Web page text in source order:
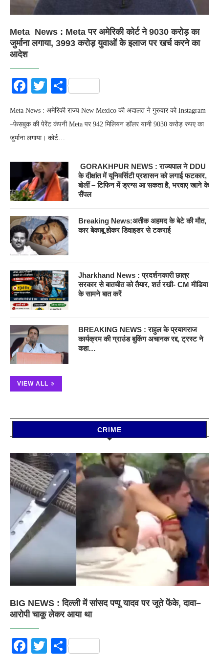
Meta News : Meta पर अमेरिकी कोर्ट ने 9030 करोड़ का
जुर्माना लगाया, 3993 करोड़ युवाओं के इलाज पर खर्च करने का
आदेश
Facebook
Twitter
Share
Meta News : अमेरिकी राज्य New Mexico की अदालत ने गुरुवार को Instagram
–फेसबुक की पेरेंट कंपनी Meta पर 942 मिलियन डॉलर यानी 9030 करोड़ रुपए का
जुर्माना लगाया। कोर्ट…
GORAKHPUR NEWS : राज्यपाल ने DDU
के दीक्षांत में यूनिवर्सिटी प्रशासन को लगाई फटकार,
बोलीं – टिफिन में ड्रग्स आ सकता है, भरवाए खाने के
सैंपल
Breaking News:अतीक अहमद के बेटे की मौत,
कार बेकाबू होकर डिवाइडर से टकराई
Jharkhand News : प्रदर्शनकारी छात्र
सरकार से बातचीत को तैयार, शर्त रखी- CM मीडिया
के सामने बात करें
BREAKING NEWS : राहुल के प्रयागराज
कार्यक्रम की ग्राउंड बुकिंग अचानक रद्द, ट्रस्ट ने
कहा…
VIEW ALL
CRIME
BIG NEWS : दिल्ली में सांसद पप्पू यादव पर जूते फेंके, दावा–
आरोपी चाकू लेकर आया था
Facebook
Twitter
Share